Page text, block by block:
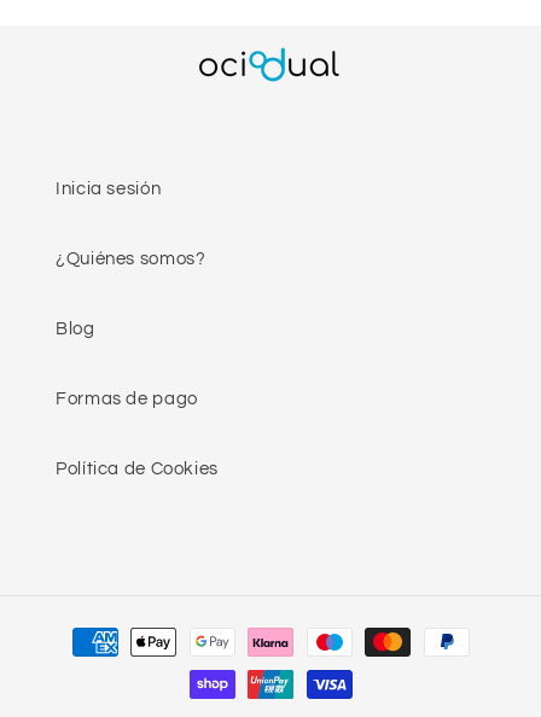
Inicia sesión
¿Quiénes somos?
Blog
Formas de pago
Política de Cookies
Formas